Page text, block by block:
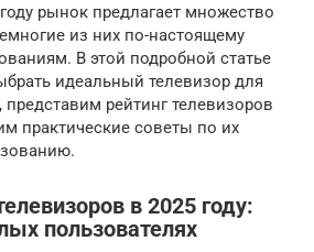
рынок предлагает множество
из них по-настоящему
В этой подробной статье
идеальный телевизор для
рейтинг телевизоров
практические советы по их
в 2025 году:
пользователях